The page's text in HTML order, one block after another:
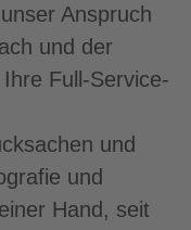
Anspruch
und der
Full-Service-
und
und
Hand, seit